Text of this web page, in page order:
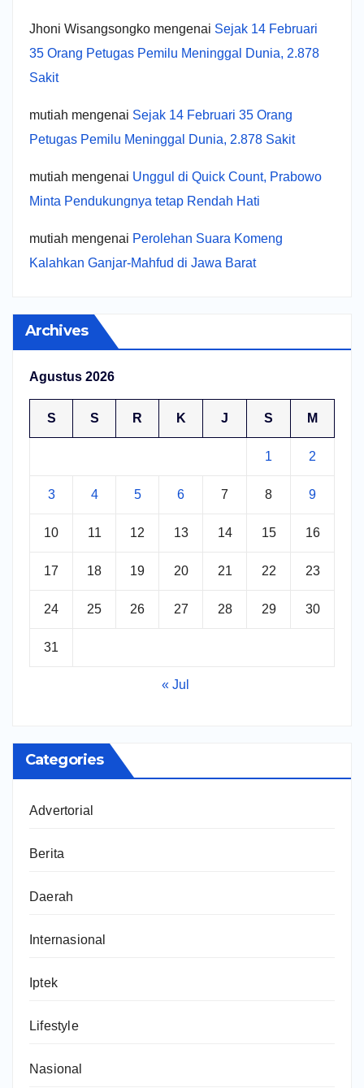
Jhoni Wisangsongko mengenai Sejak 14 Februari
35 Orang Petugas Pemilu Meninggal Dunia, 2.878
Sakit
mutiah mengenai Sejak 14 Februari 35 Orang
Petugas Pemilu Meninggal Dunia, 2.878 Sakit
mutiah mengenai Unggul di Quick Count, Prabowo
Minta Pendukungnya tetap Rendah Hati
mutiah mengenai Perolehan Suara Komeng
Kalahkan Ganjar-Mahfud di Jawa Barat
Archives
Agustus 2026
S S R K J S M
1 2
3 4 5 6 7 8 9
10 11 12 13 14 15 16
17 18 19 20 21 22 23
24 25 26 27 28 29 30
31
« Jul
Categories
Advertorial
Berita
Daerah
Internasional
Iptek
Lifestyle
Nasional